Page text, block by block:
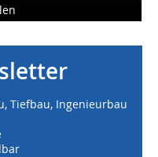
Tiefbau, Ingenieurbau